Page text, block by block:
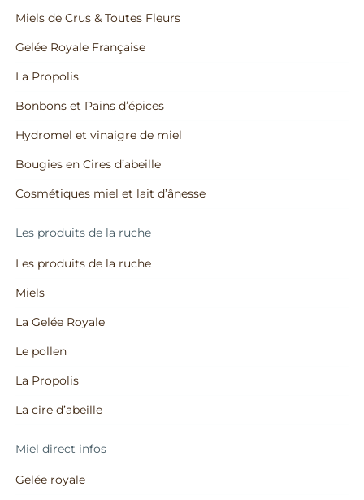
Miels de Crus & Toutes Fleurs
Gelée Royale Française
La Propolis
Bonbons et Pains d’épices
Hydromel et vinaigre de miel
Bougies en Cires d’abeille
Cosmétiques miel et lait d’ânesse
Les produits de la ruche
Les produits de la ruche
Miels
La Gelée Royale
Le pollen
La Propolis
La cire d’abeille
Miel direct infos
Gelée royale